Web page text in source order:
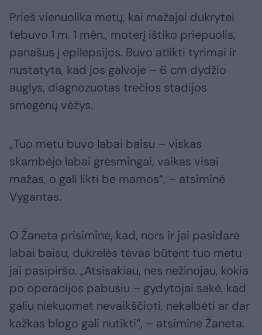
Prieš vienuolika metų, kai mažajai dukrytei
tebuvo 1 m. 1 mėn., moterį ištiko priepuolis,
panašus į epilepsijos. Buvo atlikti tyrimai ir
nustatyta, kad jos galvoje – 6 cm dydžio
auglys, diagnozuotas trečios stadijos
smegenų vėžys.
„Tuo metu buvo labai baisu – viskas
skambėjo labai grėsmingai, vaikas visai
mažas, o gali likti be mamos“, – atsiminė
Vygantas.
O Žaneta prisiminė, kad, nors ir jai pasidarė
labai baisu, dukrelės tėvas būtent tuo metu
jai pasipiršo. „Atsisakiau, nes nežinojau, kokia
po operacijos pabusiu – gydytojai sakė, kad
galiu niekuomet nevaikščioti, nekalbėti ar dar
kažkas blogo gali nutikti“, – atsiminė Žaneta.